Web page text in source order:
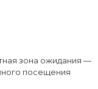
зона ожидания —
посещения